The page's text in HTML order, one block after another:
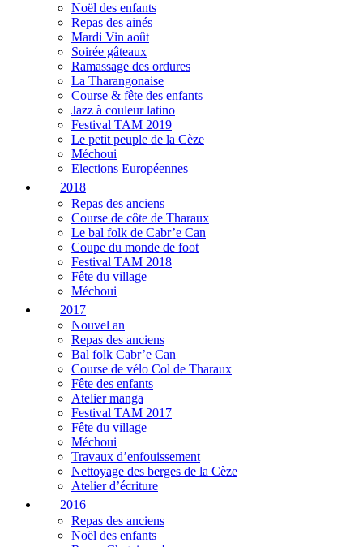
Noël des enfants
Repas des ainés
Mardi Vin août
Soirée gâteaux
Ramassage des ordures
La Tharangonaise
Course & fête des enfants
Jazz à couleur latino
Festival TAM 2019
Le petit peuple de la Cèze
Méchoui
Elections Européennes
2018
Repas des anciens
Course de côte de Tharaux
Le bal folk de Cabr’e Can
Coupe du monde de foot
Festival TAM 2018
Fête du village
Méchoui
2017
Nouvel an
Repas des anciens
Bal folk Cabr’e Can
Course de vélo Col de Tharaux
Fête des enfants
Atelier manga
Festival TAM 2017
Fête du village
Méchoui
Travaux d’enfouissement
Nettoyage des berges de la Cèze
Atelier d’écriture
2016
Repas des anciens
Noël des enfants